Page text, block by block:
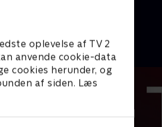
oplevelse af TV 2
anvende cookie-data
cookies herunder, og
af siden. Læs